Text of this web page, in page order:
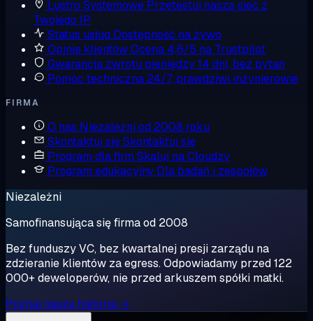
Lustro Systemowe Przetestuj naszą sieć z
Twojego IP
Status usług Dostępność na żywo
Opinie klientówOcena 4,6/5 na Trustpilot
Gwarancja zwrotu pieniędzy14 dni, bez pytań
Pomoc techniczna 24/7, prawdziwi inżynierowie
FIRMA
O nas Niezależni od 2008 roku
Skontaktuj sięSkontaktuj się
Program dla firm Skaluj na Cloudzy
Program edukacyjny Dla badań i zespołów
Niezależni
Samofinansująca się firma od 2008
Bez funduszy VC, bez kwartalnej presji zarządu na
zdzieranie klientów za egress. Odpowiadamy przed 122
000+ deweloperów, nie przed arkuszem spółki matki.
Poznaj naszą historię →